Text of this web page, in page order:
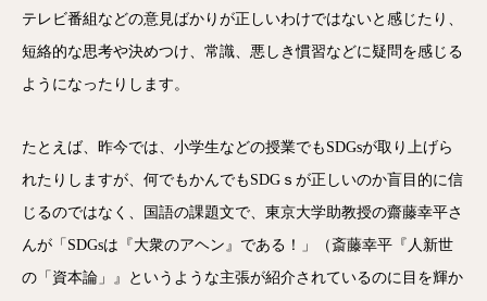
テレビ番組などの意見ばかりが正しいわけではないと感じたり、
短絡的な思考や決めつけ、常識、悪しき慣習などに疑問を感じる
ようになったりします。
たとえば、昨今では、小学生などの授業でもSDGsが取り上げら
れたりしますが、何でもかんでもSDGｓが正しいのか盲目的に信
じるのではなく、国語の課題文で、東京大学助教授の齋藤幸平さ
んが「SDGsは『大衆のアヘン』である！」（斎藤幸平『人新世
の「資本論」』というような主張が紹介されているのに目を輝か